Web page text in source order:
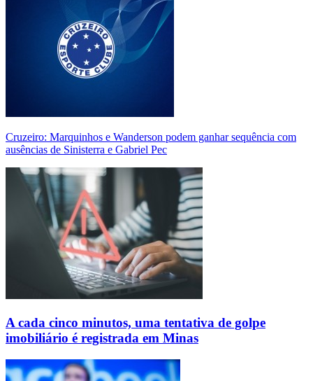
Cruzeiro: Marquinhos e Wanderson podem ganhar sequência com
ausências de Sinisterra e Gabriel Pec
A cada cinco minutos, uma tentativa de golpe
imobiliário é registrada em Minas